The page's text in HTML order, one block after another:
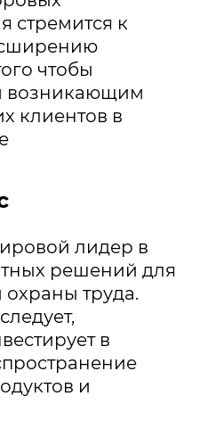
стремится к
чтобы
возникающим
клиентов в
лидер в
решений для
труда.
в
и